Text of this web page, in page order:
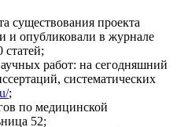
существования проекта
и опубликовали в журнале
статей;
работ: на сегодняшний
систематических
;
по медицинской
52;